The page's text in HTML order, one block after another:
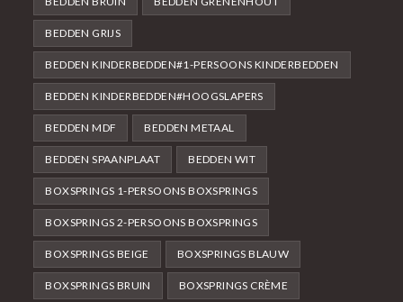
BEDDEN GRIJS
BEDDEN KINDERBEDDEN#1-PERSOONS KINDERBEDDEN
BEDDEN KINDERBEDDEN#HOOGSLAPERS
BEDDEN MDF BEDDEN METAAL
BEDDEN SPAANPLAAT BEDDEN WIT
BOXSPRINGS 1-PERSOONS BOXSPRINGS
BOXSPRINGS 2-PERSOONS BOXSPRINGS
BOXSPRINGS BEIGE BOXSPRINGS BLAUW
BOXSPRINGS BRUIN BOXSPRINGS CRÈME